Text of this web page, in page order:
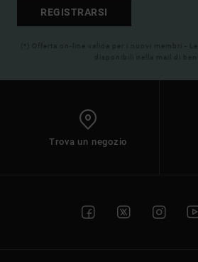
REGISTRARSI
(*) Offerta on-line valida per i nuovi membri -
disponibili nella mail di
Trova un negozio